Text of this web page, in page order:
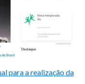
para a realização da